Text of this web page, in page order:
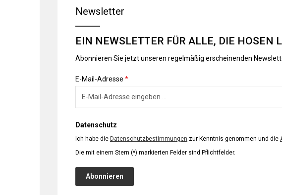
Newsletter
EIN NEWSLETTER FÜR ALLE, DIE HOSEN
Abonnieren Sie jetzt unseren regelmäßig erscheinenden
E-Mail-Adresse *
Datenschutz
Ich habe die Datenschutzbestimmungen zur Kenntnis genommen und die
Die mit einem Stern (*) markierten Felder sind Pflichtfelder.
Abonnieren